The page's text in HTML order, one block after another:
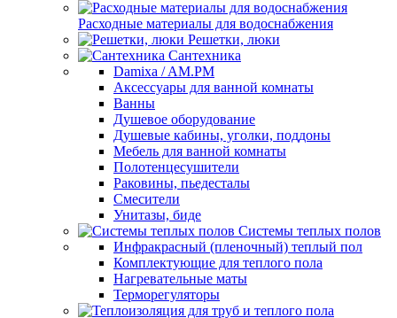
Расходные материалы для водоснабжения
Решетки, люки
Сантехника
Damixa / AM.PM
Аксессуары для ванной комнаты
Ванны
Душевое оборудование
Душевые кабины, уголки, поддоны
Мебель для ванной комнаты
Полотенцесушители
Раковины, пьедесталы
Смесители
Унитазы, биде
Системы теплых полов
Инфракрасный (пленочный) теплый пол
Комплектующие для теплого пола
Нагревательные маты
Терморегуляторы